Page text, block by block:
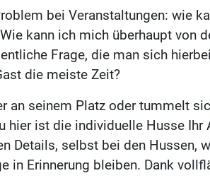
bei Veranstaltungen: wie
kann ich mich überhaupt von
Frage, die man sich
die meiste Zeit?
an seinem Platz oder tummelt
hier ist die individuelle Husse Ihr
Details, selbst bei den Hussen,
in Erinnerung bleiben. Dank